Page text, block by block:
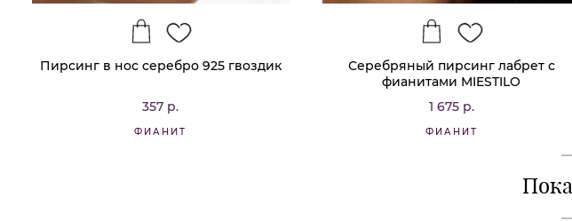
Пирсинг в нос серебро 925 гвоздик
357 р.
ФИАНИТ
Серебряный пирсинг лабрет с
фианитами MIESTILO
1 675 р.
ФИАНИТ